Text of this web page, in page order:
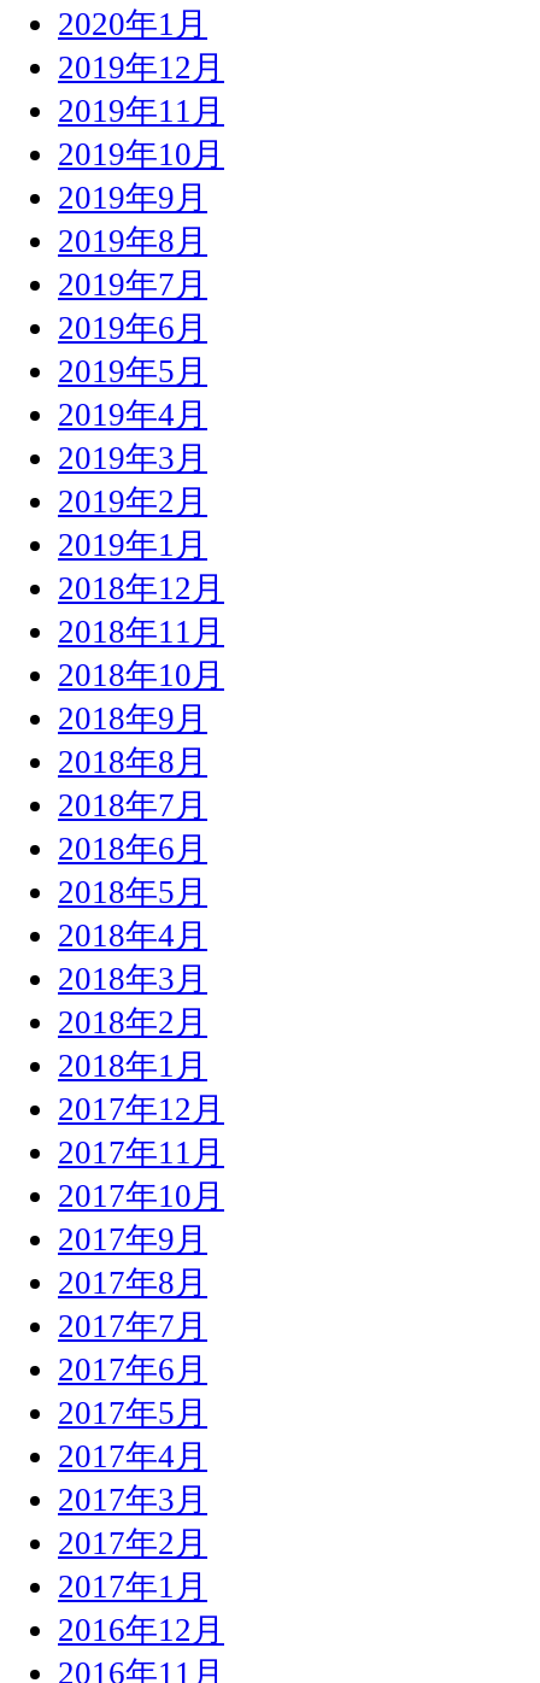
2020年1月
2019年12月
2019年11月
2019年10月
2019年9月
2019年8月
2019年7月
2019年6月
2019年5月
2019年4月
2019年3月
2019年2月
2019年1月
2018年12月
2018年11月
2018年10月
2018年9月
2018年8月
2018年7月
2018年6月
2018年5月
2018年4月
2018年3月
2018年2月
2018年1月
2017年12月
2017年11月
2017年10月
2017年9月
2017年8月
2017年7月
2017年6月
2017年5月
2017年4月
2017年3月
2017年2月
2017年1月
2016年12月
2016年11月